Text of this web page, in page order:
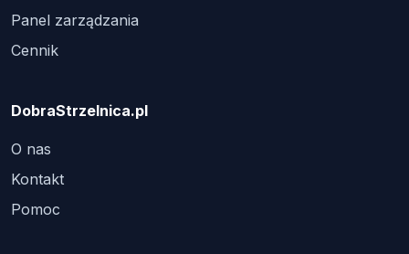
Panel zarządzania
Cennik
DobraStrzelnica.pl
O nas
Kontakt
Pomoc